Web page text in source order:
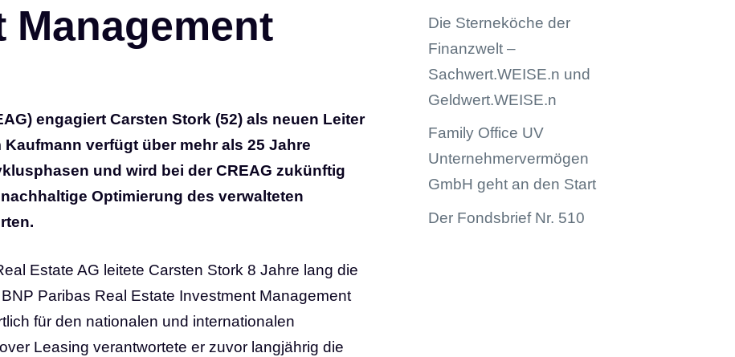
Management
engagiert Carsten Stork (52) als neuen Leiter
verfügt über mehr als 25 Jahre
und wird bei der CREAG zukünftig
Optimierung des verwalteten
Estate AG leitete Carsten Stork 8 Jahre lang die
Paribas Real Estate Investment Management
für den nationalen und internationalen
Leasing verantwortete er zuvor langjährig die
Die Sterneköche der
Finanzwelt –
Sachwert.WEISE.n und
Geldwert.WEISE.n
Family Office UV
Unternehmervermögen
GmbH geht an den Start
Der Fondsbrief Nr. 510